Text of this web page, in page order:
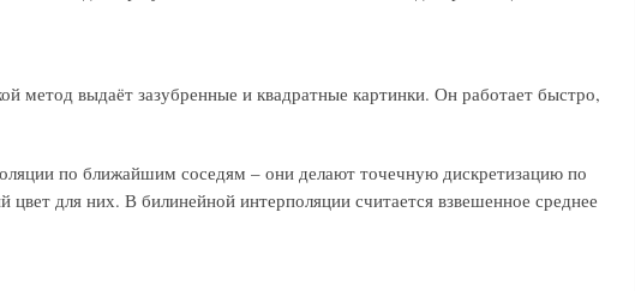
метод выдаёт зазубренные и квадратные картинки. Он работает быстро,
по ближайшим соседям – они делают точечную дискретизацию по
для них. В билинейной интерполяции считается взвешенное среднее